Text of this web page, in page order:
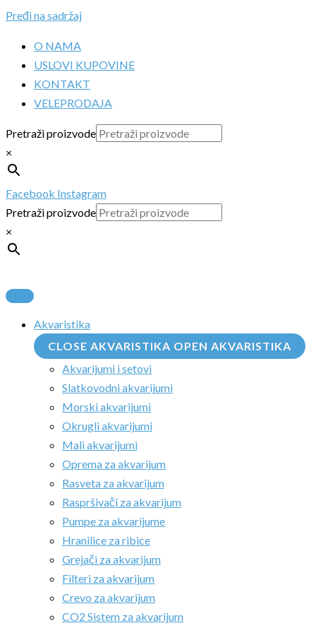
Pređi na sadržaj
O NAMA
USLOVI KUPOVINE
KONTAKT
VELEPRODAJA
Pretraži proizvode
×
Facebook Instagram
Pretraži proizvode
×
Akvaristika
CLOSE AKVARISTIKA OPEN AKVARISTIKA
Akvarijumi i setovi
Slatkovodni akvarijumi
Morski akvarijumi
Okrugli akvarijumi
Mali akvarijumi
Oprema za akvarijum
Rasveta za akvarijum
Raspršivači za akvarijum
Pumpe za akvarijume
Hranilice za ribice
Grejači za akvarijum
Filteri za akvarijum
Crevo za akvarijum
CO2 Sistem za akvarijum